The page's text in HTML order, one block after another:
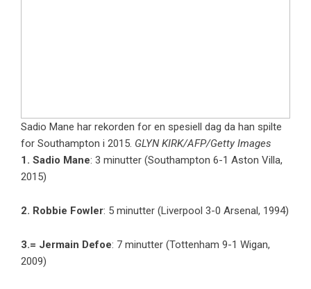
Sadio Mane har rekorden for en spesiell dag da han spilte
for Southampton i 2015. GLYN KIRK/AFP/Getty Images
1. Sadio Mane: 3 minutter (Southampton 6-1 Aston Villa,
2015)
2. Robbie Fowler: 5 minutter (Liverpool 3-0 Arsenal, 1994)
3.= Jermain Defoe: 7 minutter (Tottenham 9-1 Wigan,
2009)